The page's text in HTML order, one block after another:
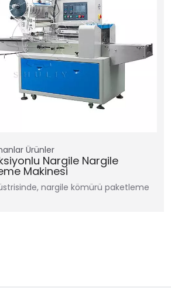
Ürünler
Nargile Nargile
Makinesi
nargile kömürü paketleme